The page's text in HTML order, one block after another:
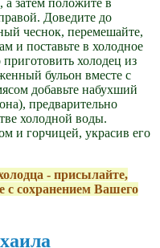
Доведите до
чеснок, перемешайте,
и поставьте в холодное
холодец из
бульон вместе с
добавьте набухший
предварительно
холодной воды.
и горчицей, украсив его
- присылайте,
с сохранением Вашего